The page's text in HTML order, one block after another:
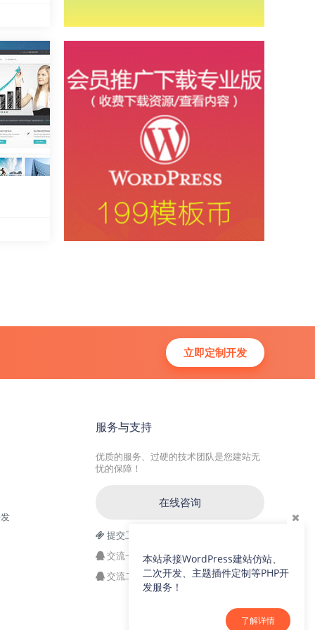
立即定制开发
服务与支持
优质的服务、过硬的技术团队是您建站无
忧的保障！
在线咨询
提交工单
交流一群：104228692(满)
交流二群：64786792
本站承接WordPress建站仿站、
二次开发、主题插件定制等PHP开
发服务！
了解详情